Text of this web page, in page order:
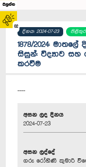
බලන්න
02
දිනය: 2024-07-23
1878/2024:
සිසුන්: විද්‍යාව සහ
කරවීම
----
අසන ලද දිනය
2024-07-23
අසන ලද්දේ
ගරු රෝහිණි කුමාරි